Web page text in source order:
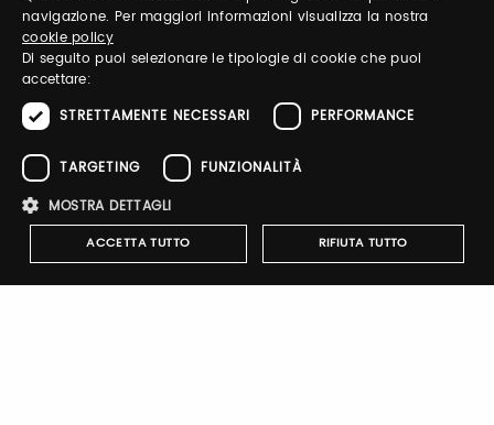
Registrati
IL GIARDINO DELLE LUPPOLE
partecipa allo shop digitale di
Taste 2026.
ITALIAN
navigazione. Per maggiori informazioni visualizza la nostra
cookie policy
Di seguito puoi selezionare le tipologie di cookie che puoi
accettare:
STRETTAMENTE NECESSARI
PERFORMANCE
TARGETING
FUNZIONALITÀ
MOSTRA DETTAGLI
ACCETTA TUTTO RIFIUTA TUTTO